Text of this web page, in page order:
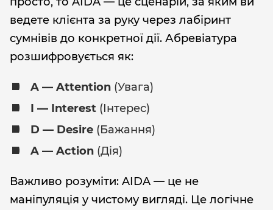
ведете клієнта за руку через лабіринт
сумнівів до конкретної дії. Абревіатура
розшифровується як:
A — Attention (Увага)
I — Interest (Інтерес)
D — Desire (Бажання)
A — Action (Дія)
Важливо розуміти: AIDA — це не
маніпуляція у чистому вигляді. Це логічне